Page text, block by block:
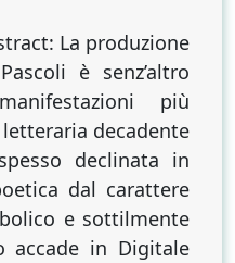
La produzione
è senz’altro
più
decadente
declinata in
dal carattere
e sottilmente
accade in Digitale